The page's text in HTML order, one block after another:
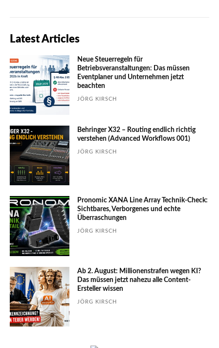
Latest Articles
Neue Steuerregeln für
Betriebsveranstaltungen: Das müssen
Eventplaner und Unternehmen jetzt
beachten
JÖRG KIRSCH
Behringer X32 – Routing endlich richtig
verstehen (Advanced Workflows 001)
JÖRG KIRSCH
Pronomic XANA Line Array Technik-Check:
Sichtbares, Verborgenes und echte
Überraschungen
JÖRG KIRSCH
Ab 2. August: Millionenstrafen wegen KI?
Das müssen jetzt nahezu alle Content-
Ersteller wissen
JÖRG KIRSCH